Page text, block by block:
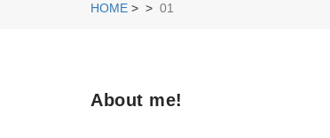
HOME > > 01
About me!